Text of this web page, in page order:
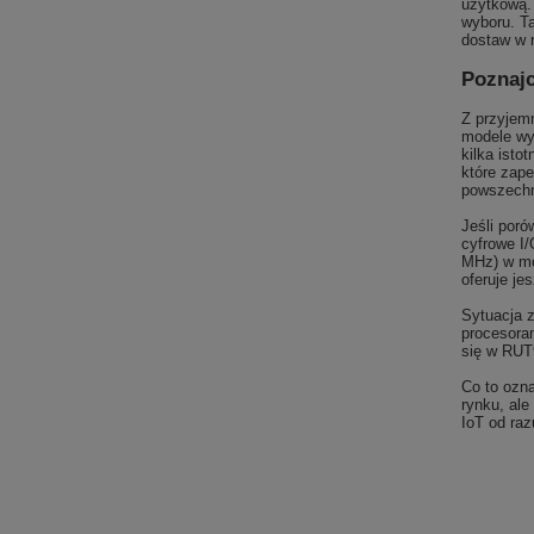
wyboru.
dostaw w
Z
modele
kilka
które
Jeśli
cyfrowe I/
MHz) w
oferuje
Sytuacja
się w
Co to
rynku,
IoT od